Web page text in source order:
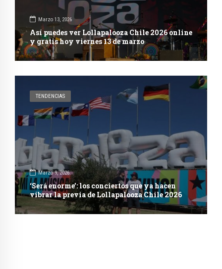
Marzo 13, 2026
Así puedes ver Lollapalooza Chile 2026 online
y gratis hoy viernes 13 de marzo
TENDENCIAS
Marzo 9, 2026
‘Será enorme’: los conciertos que ya hacen
vibrar la previa de Lollapalooza Chile 2026